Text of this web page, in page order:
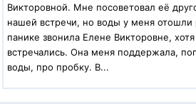
Викторовной. Мне посоветовал её
нашей встречи, но воды у меня
панике звонила Елене Викторовне,
встречались. Она меня поддержала,
воды, про пробку. В...